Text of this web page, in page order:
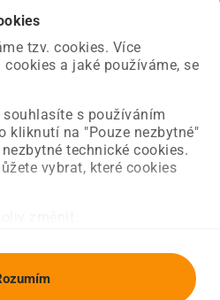
tzv. cookies. Více
a jaké používáme, se
s používáním
kliknutí na "Pouze nezbytné"
technické cookies.
vybrat, které cookies
straně a už ji opravujeme.
požadovanou stránku.
Úvodní strana